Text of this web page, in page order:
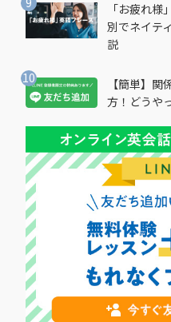
「お疲れ
別でネイテ
説
【簡単】
方！どうや